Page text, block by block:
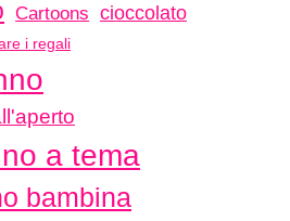
Cartoons cioccolato
i regali
a tema
bambina